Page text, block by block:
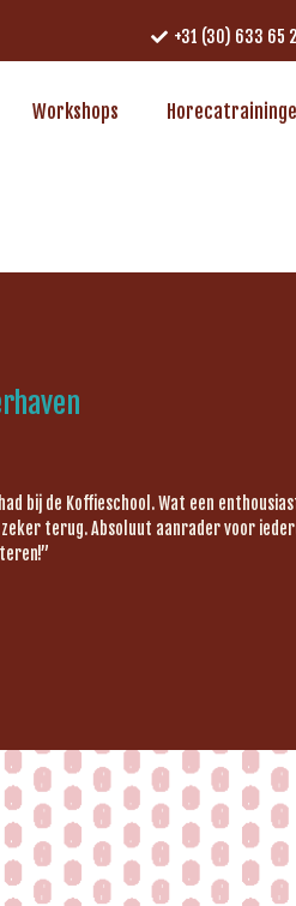
+31 (30) 633 65
Workshops
bij de Koffieschool. Wat een
terug. Absoluut aanrader voor